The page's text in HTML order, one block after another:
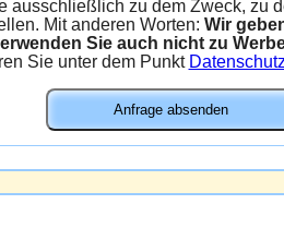
ausschließlich zu dem Zweck, zu
Mit anderen Worten: Wir geben
Sie auch nicht zu
Sie unter dem Punkt Datenschutz